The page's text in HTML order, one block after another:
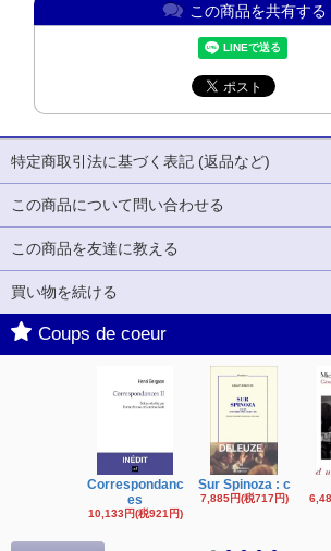
この商品を共有する
特定商取引法に基づく表記 (返品など)
この商品について問い合わせる
この商品を友達に教える
買い物を続ける
Coups de coeur
Correspondanc
es
10,133円(税921円)
Sur Spinoza : c
7,885円(税717円)